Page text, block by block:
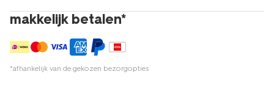
makkelijk betalen*
*afhankelijk van de gekozen bezorgopties